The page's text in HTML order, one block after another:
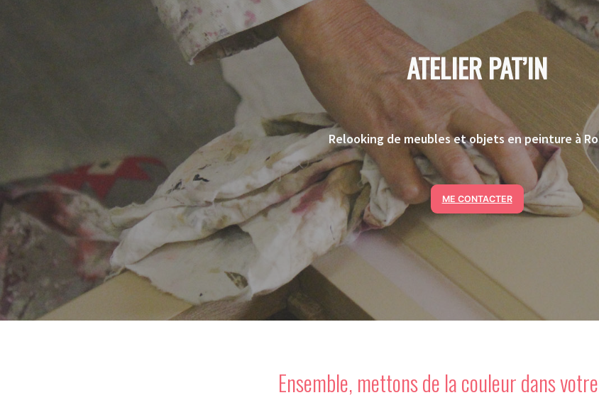
ATELIER PAT’IN
Relooking de meubles et objets en peinture à
ME CONTACTER
Ensemble, mettons de la couleur dans